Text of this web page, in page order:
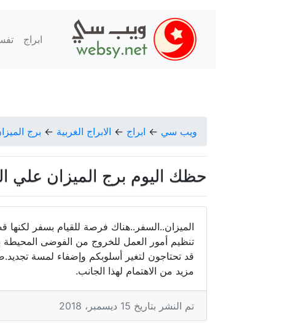
ابراج
ويب سي ← ابراج ← الابراج الغربية ← برج
حظك اليوم برج الميزان علي البكري
الميزان..السفر..هناك فرصة للقيام بسفر
تنظيم أمور العمل للخروج من الفوضى المحيطة
قد تحتاجون لتغير أسلوبكم وإضفاء لمسة
مزيد من الاهتمام لهذا الجانب.
تم النشر بتاريخ 15 ديسمبر، 2018